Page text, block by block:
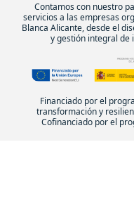
Contamos con nuestro
servicios a las empresas
Blanca Alicante, desde el
y gestión integral de
Financiado por el
transformación y
Cofinanciado por el